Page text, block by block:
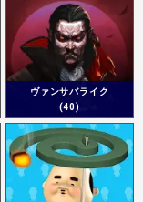
ヴァンサバライク
(40)